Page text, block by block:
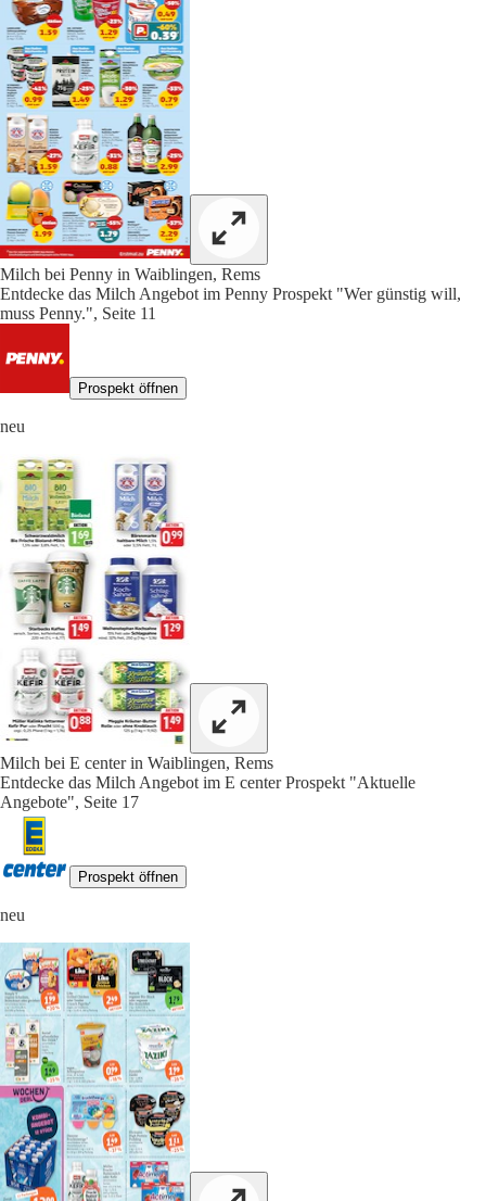
Milch bei Penny in Waiblingen, Rems
Entdecke das Milch Angebot im Penny Prospekt "Wer günstig will,
muss Penny.", Seite 11
Prospekt öffnen
neu
Milch bei E center in Waiblingen, Rems
Entdecke das Milch Angebot im E center Prospekt "Aktuelle
Angebote", Seite 17
Prospekt öffnen
neu